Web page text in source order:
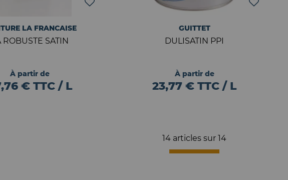
LA FRANCAISE
ROBUSTE SATIN
À partir de
€ TTC / L
GUITTET
DULISATIN PPI
À partir de
23,77 € TTC / L
14 articles sur 14